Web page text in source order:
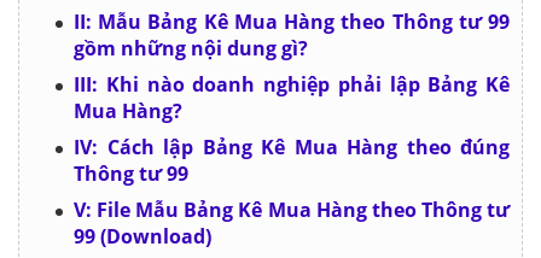
II: Mẫu Bảng Kê Mua Hàng theo Thông tư 99
gồm những nội dung gì?
III: Khi nào doanh nghiệp phải lập Bảng Kê
Mua Hàng?
IV: Cách lập Bảng Kê Mua Hàng theo đúng
Thông tư 99
V: File Mẫu Bảng Kê Mua Hàng theo Thông tư
99 (Download)